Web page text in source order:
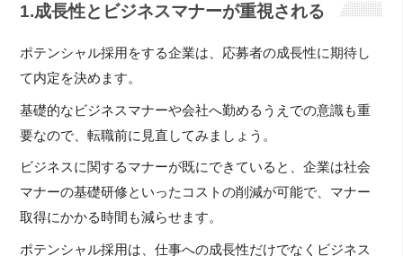
1.成長性とビジネスマナーが重視される
ポテンシャル採用をする企業は、応募者の成長性に期待し
て内定を決めます。
基礎的なビジネスマナーや会社へ勤めるうえでの意識も重
要なので、転職前に見直してみましょう。
ビジネスに関するマナーが既にできていると、企業は社会
マナーの基礎研修といったコストの削減が可能で、マナー
取得にかかる時間も減らせます。
ポテンシャル採用は、仕事への成長性だけでなくビジネス